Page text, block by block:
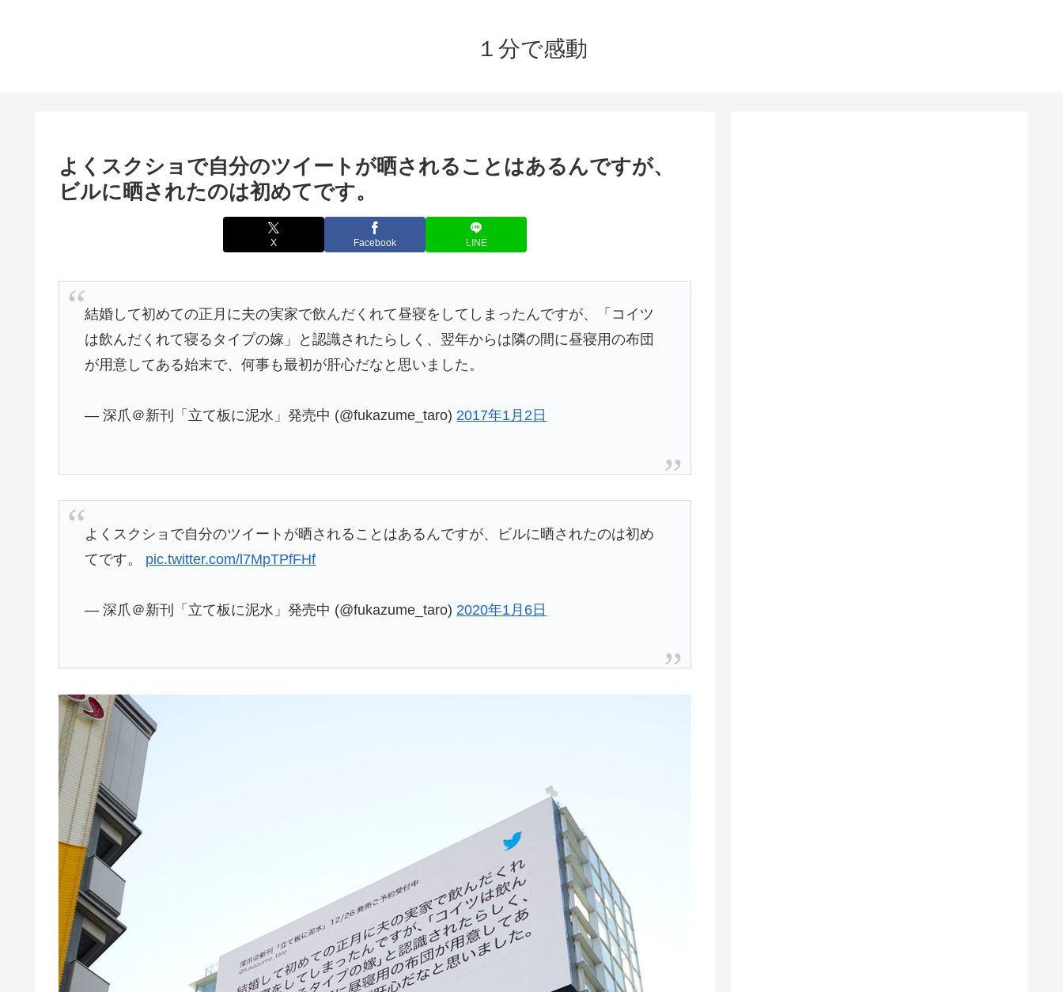
１分で感動
よくスクショで自分のツイートが晒されることはあるんですが、
ビルに晒されたのは初めてです。
X Facebook LINE
結婚して初めての正月に夫の実家で飲んだくれて昼寝をしてしまったんですが、「コイツ
は飲んだくれて寝るタイプの嫁」と認識されたらしく、翌年からは隣の間に昼寝用の布団
が用意してある始末で、何事も最初が肝心だなと思いました。
— 深爪＠新刊「立て板に泥水」発売中 (@fukazume_taro) 2017年1月2日
よくスクショで自分のツイートが晒されることはあるんですが、ビルに晒されたのは初め
てです。 pic.twitter.com/l7MpTPfFHf
— 深爪＠新刊「立て板に泥水」発売中 (@fukazume_taro) 2020年1月6日